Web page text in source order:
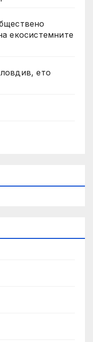
екосистемните
ето